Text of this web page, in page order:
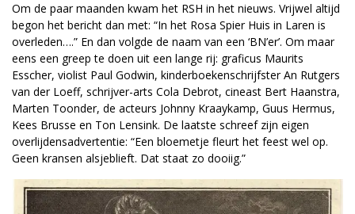
Om de paar maanden kwam het RSH in het nieuws. Vrijwel altijd
begon het bericht dan met: “In het Rosa Spier Huis in Laren is
overleden….” En dan volgde de naam van een ‘BN’er’. Om maar
eens een greep te doen uit een lange rij: graficus Maurits
Esscher, violist Paul Godwin, kinderboekenschrijfster An Rutgers
van der Loeff, schrijver-arts Cola Debrot, cineast Bert Haanstra,
Marten Toonder, de acteurs Johnny Kraaykamp, Guus Hermus,
Kees Brusse en Ton Lensink. De laatste schreef zijn eigen
overlijdensadvertentie: “Een bloemetje fleurt het feest wel op.
Geen kransen alsjeblieft. Dat staat zo dooiig.”